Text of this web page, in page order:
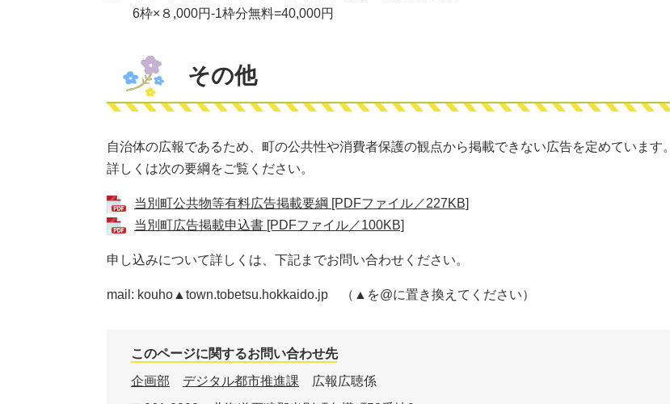
6枠×８,000円-1枠分無料=40,000円
その他
自治体の広報であるため、町の公共性や消費者保護の観点から掲載できない広告を定めています。
詳しくは次の要綱をご覧ください。
当別町公共物等有料広告掲載要綱 [PDFファイル／227KB]
当別町広告掲載申込書 [PDFファイル／100KB]
申し込みについて詳しくは、下記までお問い合わせください。
mail: kouho▲town.tobetsu.hokkaido.jp ​（▲を@に置き換えてください）
このページに関するお問い合わせ先
企画部
デジタル都市推進課
広報広聴係